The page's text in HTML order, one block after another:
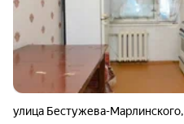
улица Бестужева-Марлинского,